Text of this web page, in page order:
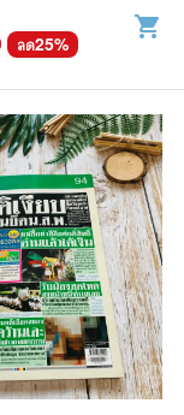
ลด25%
shopping_cart
ลี้ยงลูก
โนโลยี
ก็ตบุ๊ค